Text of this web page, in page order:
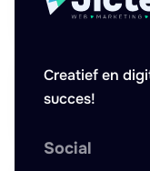
Creatief en
succes!
Social